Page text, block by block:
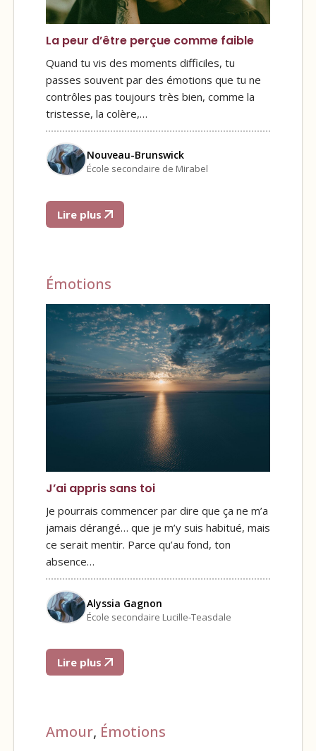
La peur d’être perçue comme faible
Quand tu vis des moments difficiles, tu
passes souvent par des émotions que tu ne
contrôles pas toujours très bien, comme la
tristesse, la colère,…
Nouveau-Brunswick
École secondaire de Mirabel
Lire plus
Émotions
J’ai appris sans toi
Je pourrais commencer par dire que ça ne m’a
jamais dérangé… que je m’y suis habitué, mais
ce serait mentir. Parce qu’au fond, ton
absence…
Alyssia Gagnon
École secondaire Lucille-Teasdale
Lire plus
Amour, Émotions